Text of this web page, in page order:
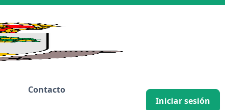
Contacto
Iniciar sesión